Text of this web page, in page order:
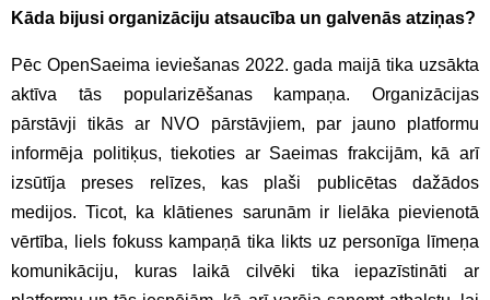
Kāda bijusi organizāciju atsaucība un galvenās atziņas?
Pēc OpenSaeima ieviešanas 2022. gada maijā tika uzsākta
aktīva tās popularizēšanas kampaņa. Organizācijas
pārstāvji tikās ar NVO pārstāvjiem, par jauno platformu
informēja politiķus, tiekoties ar Saeimas frakcijām, kā arī
izsūtīja preses relīzes, kas plaši publicētas dažādos
medijos. Ticot, ka klātienes sarunām ir lielāka pievienotā
vērtība, liels fokuss kampaņā tika likts uz personīga līmeņa
komunikāciju, kuras laikā cilvēki tika iepazīstināti ar